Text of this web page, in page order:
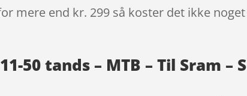
mere end kr. 299 så koster det ikke
50 tands – MTB – Til Sram –